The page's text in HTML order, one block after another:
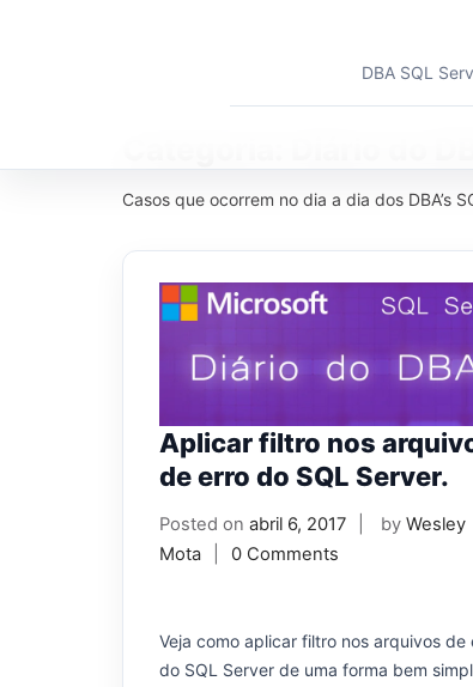
DBA SQL
Casos que ocorrem no dia a dia dos DBA’s
Aplicar filtro nos
de erro do SQL Server.
Posted on abril 6, 2017 by Wesley
Mota
0 Comments
Veja como aplicar filtro nos arquivos de
do SQL Server de uma forma bem